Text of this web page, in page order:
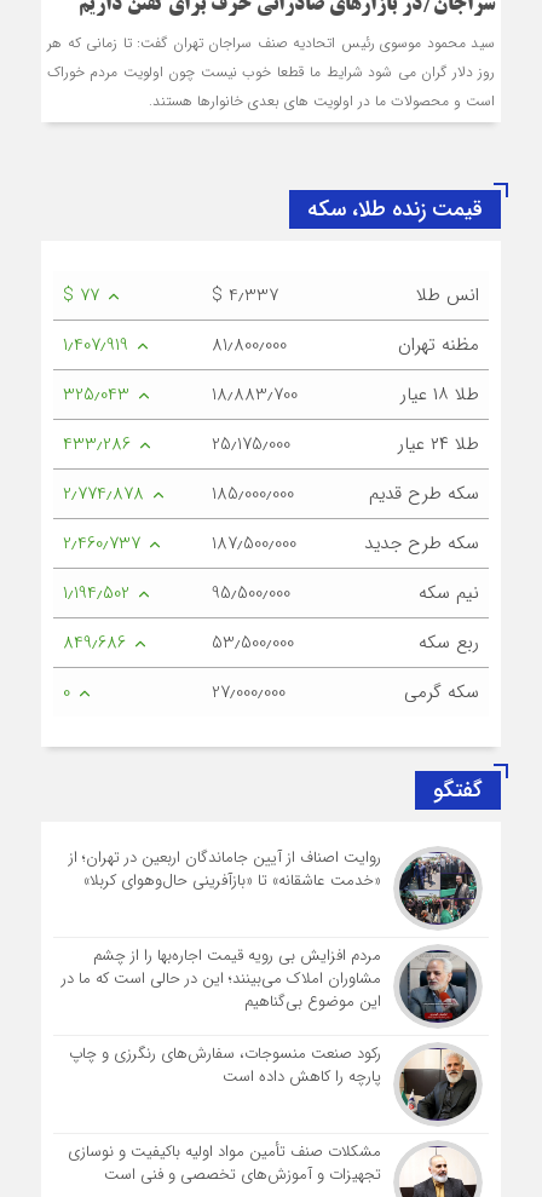
سراجان/در بازارهای صادراتی حرف برای گفتن داریم
سید محمود موسوی رئیس اتحادیه صنف سراجان تهران گفت: تا زمانی که هر
روز دلار گران می شود شرایط ما قطعا خوب نیست چون اولویت مردم خوراک
است و محصولات ما در اولویت های بعدی خانوارها هستند.
قیمت زنده طلا، سکه
انس طلا $ 4٫337
$ 77
مظنه تهران
81٫800٫000
1٫407٫919
طلا ۱۸ عیار
18٫883٫700
325٫043
طلا ۲۴ عیار
25٫175٫000
433٫286
سکه طرح قدیم
185٫000٫000
2٫774٫878
سکه طرح جدید
187٫500٫000
2٫460٫737
نیم سکه
95٫500٫000
1٫194٫502
ربع سکه
53٫500٫000
849٫686
سکه گرمی
27٫000٫000 0
گفتگو
روایت اصناف از آیین جاماندگان اربعین در تهران؛ از
«خدمت عاشقانه» تا «بازآفرینی حال‌وهوای کربلا»
مردم افزایش بی رویه قیمت اجاره‌بها را از چشم
مشاوران املاک می‌بینند؛ این در حالی است که ما در
این موضوع بی‌گناهیم
رکود صنعت منسوجات، سفارش‌های رنگرزی و چاپ
پارچه را کاهش داده است
مشکلات صنف تأمین مواد اولیه باکیفیت و نوسازی
تجهیزات و آموزش‌های تخصصی و فنی است